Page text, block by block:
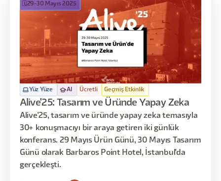
Yüz Yüze AI Ücretli Geçmiş Etkinlik
🗓️29-30 Mayıs 2025
Alive'25: Tasarım ve Üründe Yapay Zeka
Alive'25, tasarım ve üründe yapay zeka temasıyla
30+ konuşmacıyı bir araya getiren iki günlük
konferans. 29 Mayıs Ürün Günü, 30 Mayıs Tasarım
Günü olarak Barbaros Point Hotel, İstanbul'da
gerçekleşti.